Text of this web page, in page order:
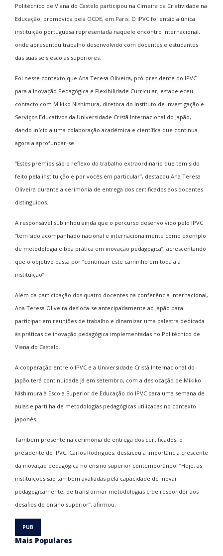
Politécnico de Viana do Castelo participou na Cimeira da Criatividade na
Educação, promovida pela OCDE, em Paris. O IPVC foi então a única
instituição portuguesa representada naquele encontro internacional,
onde apresentou trabalho desenvolvido com docentes e estudantes
das suas seis escolas superiores.
Foi nesse contexto que Ana Teresa Oliveira, pró-presidente do IPVC
para a Inovação Pedagógica e Flexibilidade Curricular, estabeleceu
contacto com Mikiko Nishimura, diretora do Instituto de Investigação e
Serviços Educativos da Universidade Cristã Internacional do Japão,
dando início a uma colaboração académica e científica que continua
agora a aprofundar-se.
“Estes prémios são o reflexo do trabalho extraordinário que tem sido
feito pela instituição e por vocês em particular”, destacou Ana Teresa
Oliveira durante a cerimónia de entrega dos certificados aos docentes
distinguidos.
A responsável sublinhou ainda que o percurso desenvolvido pelo IPVC
“tem sido acompanhado nacional e internacionalmente como exemplo
de metodologia e boa prática em inovação pedagógica”, acrescentando
que o objetivo passa por “continuar este caminho em toda a a
instituição”.
Além da participação dos quatro docentes na conferência internacional,
Ana Teresa Oliveira desloca-se antecipadamente ao Japão para
participar em reuniões de trabalho e dinamizar uma palestra dedicada
às práticas de inovação pedagógica implementadas no Politécnico de
Viana do Castelo.
A cooperação entre o IPVC e a Universidade Cristã Internacional do
Japão terá continuidade já em setembro, com a deslocação de Mikiko
Nishimura à Escola Superior de Educação do IPVC para uma semana de
aulas e partilha de metodologias pedagógicas utilizadas no contexto
japonês.
Também presente na cerimónia de entrega dos certificados, o
presidente do IPVC, Carlos Rodrigues, destacou a importância crescente
da inovação pedagógica no ensino superior contemporâneo. “Hoje, as
instituições são também avaliadas pela capacidade de inovar
pedagogicamente, de transformar metodologias e de responder aos
desafios do ensino superior”, afirmou.
Mais Populares